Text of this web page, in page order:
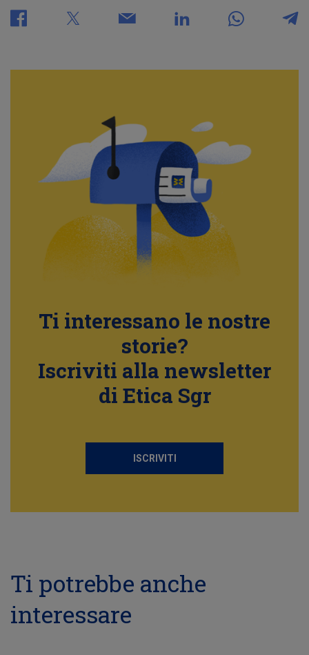
Ti interessano le nostre
storie?
Iscriviti alla newsletter
di Etica Sgr
ISCRIVITI
Ti potrebbe anche
interessare